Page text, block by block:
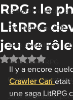
Explorer la Magie
Évolution des JDR
Jeux de Rôle sur
Jeux Vidéo RPG
Créateurs de
Jeux de plateau
RPG : le
LitRPG
jeu de
Noté NaN
Il y a encore
Crawler Carl était
une saga LitRPG